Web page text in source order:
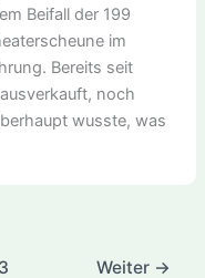
Beifall der 199
im
Bereits seit
noch
wusste, was
3 Weiter →